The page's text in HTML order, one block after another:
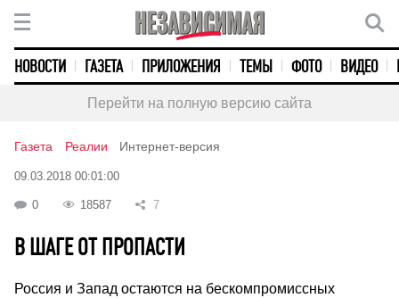
НОВОСТИ ГАЗЕТА ПРИЛОЖЕНИЯ ТЕМЫ ФОТО ВИДЕО
Перейти на полную версию сайта
Газета Реалии Интернет-версия
09.03.2018 00:01:00
0 18587 7
В ШАГЕ ОТ ПРОПАСТИ
Россия и Запад остаются на бескомпромиссных